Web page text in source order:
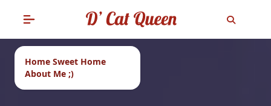
Home Sweet Home
About Me ;)